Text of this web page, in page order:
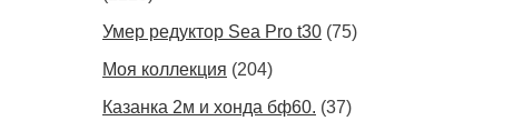
Умер редуктор Sea Pro t30 (75)
Моя коллекция (204)
Казанка 2м и хонда бф60. (37)